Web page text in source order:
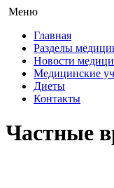
Меню
Главная
Разделы
Новости
Медицинские
Диеты
Контакты
Частные